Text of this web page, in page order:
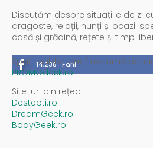
Discutăm despre situațiile de zi
dragoste, relații, nunți și ocazii
casă și grădină, rețete și timp
14,235 Fani
Spații publicitare / reclamă
PROMOdesk.ro
Site-uri din rețea:
Destepti.ro
DreamGeek.ro
BodyGeek.ro